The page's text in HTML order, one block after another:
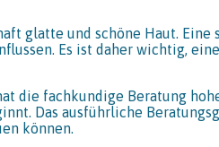
glatte und schöne Haut.
Es ist daher wichtig,
die fachkundige Beratung
Das ausführliche
können.